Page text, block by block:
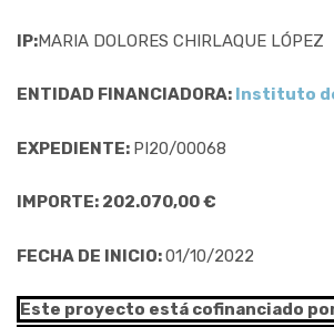
IP:MARIA DOLORES CHIRLAQUE LÓPEZ
ENTIDAD FINANCIADORA: Instituto
EXPEDIENTE: PI20/00068
IMPORTE: 202.070,00 €
FECHA DE INICIO:01/10/2022
Este proyecto está cofinanciado